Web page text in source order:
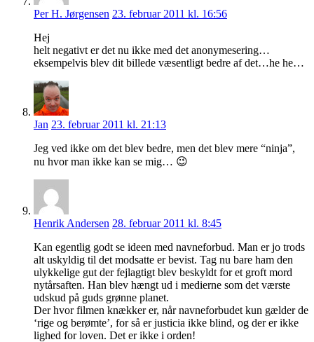
Per H. Jørgensen 23. februar 2011 kl. 16:56
Hej
helt negativt er det nu ikke med det anonymesering…
eksempelvis blev dit billede væsentligt bedre af det…he he…
Jan 23. februar 2011 kl. 21:13
Jeg ved ikke om det blev bedre, men det blev mere “ninja”,
nu hvor man ikke kan se mig… 😉
Henrik Andersen 28. februar 2011 kl. 8:45
Kan egentlig godt se ideen med navneforbud. Man er jo trods
alt uskyldig til det modsatte er bevist. Tag nu bare ham den
ulykkelige gut der fejlagtigt blev beskyldt for et groft mord
nytårsaften. Han blev hængt ud i medierne som det værste
udskud på guds grønne planet.
Der hvor filmen knækker er, når navneforbudet kun gælder de
‘rige og berømte’, for så er justicia ikke blind, og der er ikke
lighed for loven. Det er ikke i orden!